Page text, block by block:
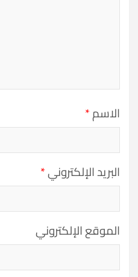
الاسم*
البريد الإلكتروني*
الموقع الإلكتروني